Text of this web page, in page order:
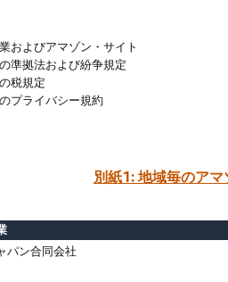
およびアマゾン・サイト
準拠法および紛争規定
税規定
プライバシー規約
別紙1: 地域毎のア
パン合同会社